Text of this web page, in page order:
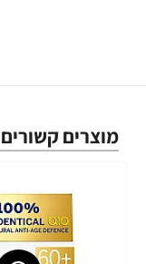
מוצרים קשורים